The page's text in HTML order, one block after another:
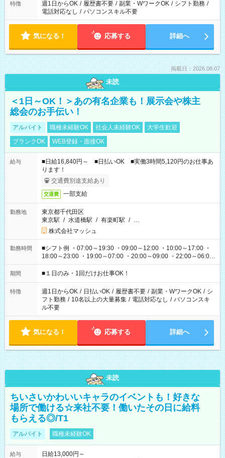
特徴 週1日からOK / 履歴書不要 / 副業・WワークOK / シフト勤務 /
電話対応なし / パソコンスキル不要
気になる！ 応募する 詳細へ
掲載日：2026.08.07
未読
＜1日～OK！＞あの有名企業も！展示会や株主
総会のお手伝い！
アルバイト 職種未経験OK 社会人未経験OK
大学生歓迎
ブランクOK
WEB登録・面接OK
給与
■日給16,840円～ ■日払いOK ■実働3時間5,120円のお仕事あ
ります！
交通費別途支給あり
交通費 一部支給
勤務地
東京都千代田区
東京駅 / 水道橋駅 / 有楽町駅 / …
株式会社マッシュ
勤務時間
■シフト例 ・07:00～19:30 ・09:00～12:00 ・10:00～17:00 ・
18:00～23:00 ・19:00～07:00 ・20:00～09:00 ・22:00～06:00
etc ★最短で3時間で5,120円のお仕事から 15時間で2万円近く稼
げるお仕事も！ ご希望のお時間に合わせてご紹介！ ※シフトは
ください！
期間 ■１日のみ・1回だけお仕事OK！
特徴 週1日からOK / 日払いOK / 履歴書不要 / 副業・WワークOK / シ
フト勤務 / 10名以上の大量募集 / 電話対応なし / パソコンスキ
ル不要
気になる！ 応募する 詳細へ
未読
ちいさいかわいいキャラのイベントも！好きな
場所で働ける☆来社不要！働いたその日に給料
もらえる◎/T1
アルバイト 職種未経験OK
給与
日給13,000円～